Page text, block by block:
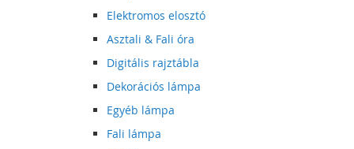
Elektromos elosztó
Asztali & Fali óra
Digitális rajztábla
Dekorációs lámpa
Egyéb lámpa
Fali lámpa